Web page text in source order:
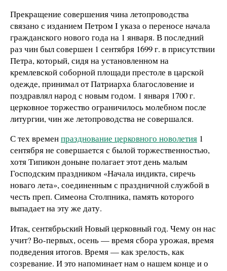
Прекращение совершения чина летопроводства
связано с изданием Петром I указа о переносе начала
гражданского нового года на 1 января. В последний
раз чин был совершен 1 сентября 1699 г. в присутствии
Петра, который, сидя на установленном на
кремлевской соборной площади престоле в царской
одежде, принимал от Патриарха благословение и
поздравлял народ с новым годом. 1 января 1700 г.
церковное торжество ограничилось молебном после
литургии, чин же летопроводства не совершался.
С тех временпразднование церковного новолетия 1
сентября не совершается с былой торжественностью,
хотя Типикон доныне полагает этот день малым
Господским праздником «Начала индикта, сиречь
новаго лета», соединенным с праздничной службой в
честь преп. Симеона Столпника, память которого
выпадает на эту же дату.
Итак, сентябрьский Новый церковный год. Чему он нас
учит? Во-первых, осень — время сбора урожая, время
подведения итогов. Время — как зрелость, как
созревание. И это напоминает нам о нашем конце и о